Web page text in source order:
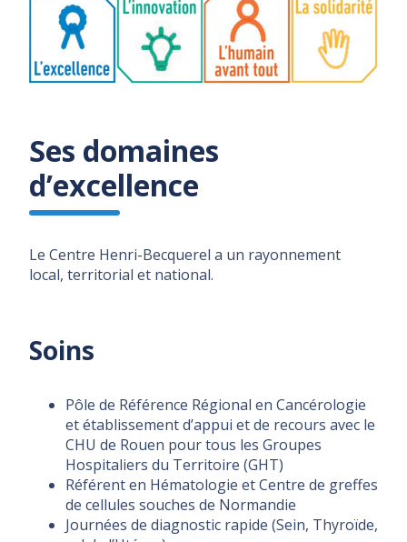
Ses domaines
d’excellence
Le Centre Henri-Becquerel a un rayonnement
local, territorial et national.
Soins
Pôle de Référence Régional en Cancérologie
et établissement d’appui et de recours avec le
CHU de Rouen pour tous les Groupes
Hospitaliers du Territoire (GHT)
Référent en Hématologie et Centre de greffes
de cellules souches de Normandie
Journées de diagnostic rapide (Sein, Thyroïde,